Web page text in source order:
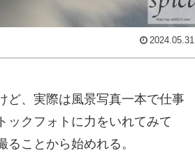
2024.05.31
ど、実際は風景写真一本で仕事
ックフォトに力をいれてみて
ことから始めれる。